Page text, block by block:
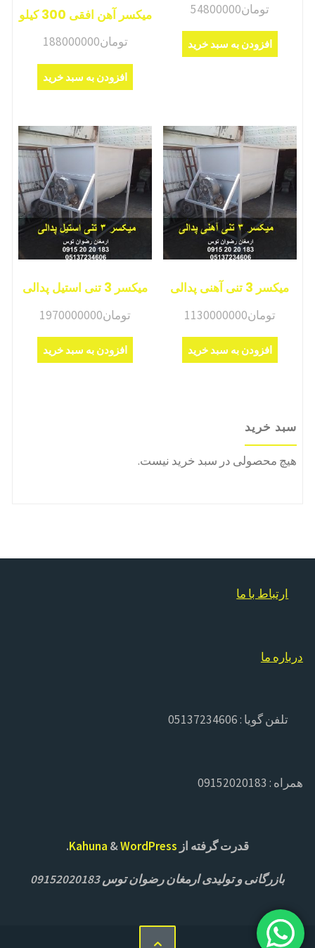
تومان54800000
افزودن به سبد خرید
میکسر آهن افقی 300 کیلو
تومان188000000
افزودن به سبد خرید
میکسر 3 تنی آهنی پدالی
تومان1130000000
افزودن به سبد خرید
میکسر 3 تنی استیل پدالی
تومان1970000000
افزودن به سبد خرید
سبد خرید
هیچ محصولی در سبد خرید نیست.
ارتباط با ما
درباره ما
تلفن گویا : 05137234606
همراه : 09152020183
قدرت گرفته از &WordPress
.
بازرگانی و تولیدی ارمغان رضوان توس 09152020183